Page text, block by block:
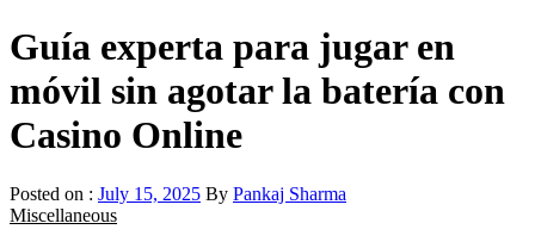
Guía experta para jugar en
móvil sin agotar la batería con
Casino Online
Posted on : July 15, 2025 By Pankaj Sharma
Miscellaneous